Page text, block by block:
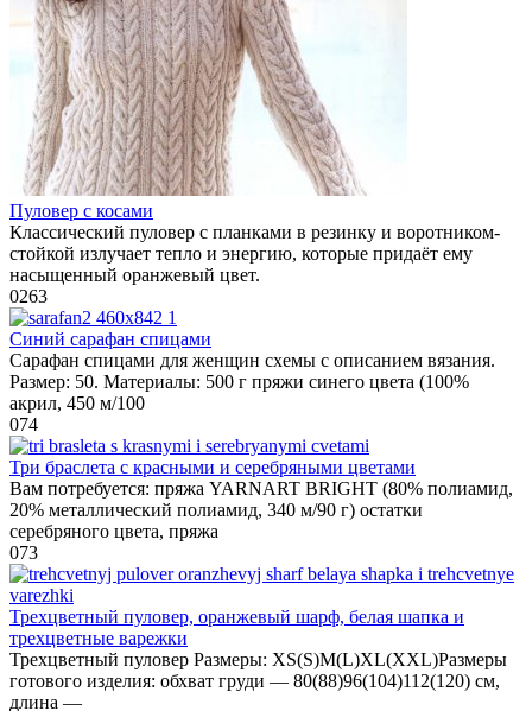
Пуловер с косами
Классический пуловер с планками в резинку и воротником-
стойкой излучает тепло и энергию, которые придаёт ему
насыщенный оранжевый цвет.
0263
Синий сарафан спицами
Сарафан спицами для женщин схемы с описанием вязания.
Размер: 50. Материалы: 500 г пряжи синего цвета (100%
акрил, 450 м/100
074
Три браслета с красными и серебряными цветами
Вам потребуется: пряжа YARNART BRIGHT (80% полиамид,
20% металлический полиамид, 340 м/90 г) остатки
серебряного цвета, пряжа
073
Трехцветный пуловер, оранжевый шарф, белая шапка и
трехцветные варежки
Трехцветный пуловер Размеры: XS(S)M(L)XL(XXL)Размеры
готового изделия: обхват груди — 80(88)96(104)112(120) см,
длина —